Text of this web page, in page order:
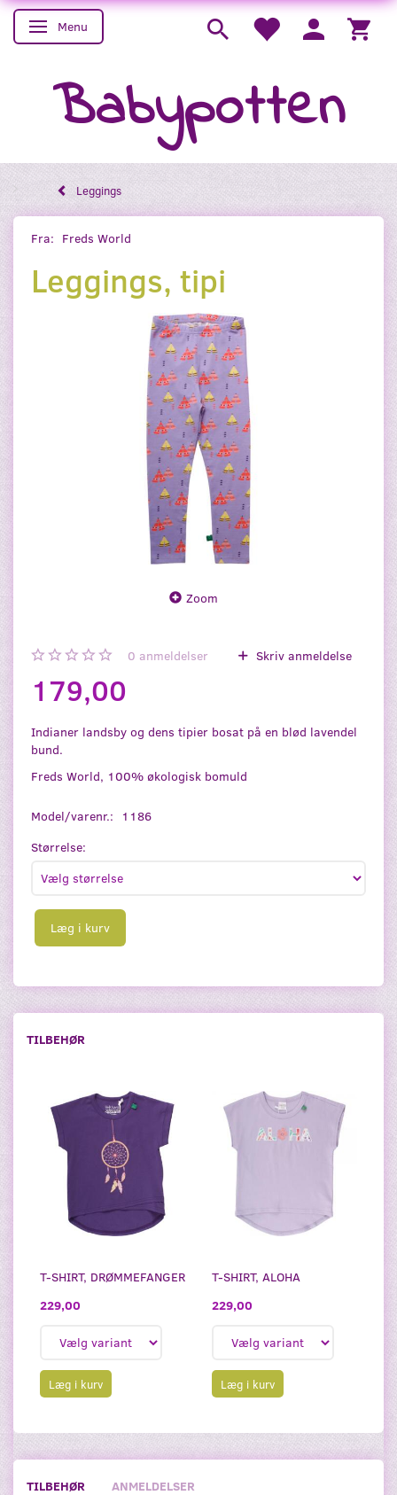
Skifte navigation
Menu
Babypotten
Leggings
Fra: Freds World
Leggings, tipi
Zoom
0 anmeldelser Skriv anmeldelse
179,00
Indianer landsby og dens tipier bosat på en blød lavendel
bund.
Freds World, 100% økologisk bomuld
Model/varenr.:
1186
Størrelse:
Læg i kurv
TILBEHØR
T-SHIRT, DRØMMEFANGER
229,00
Læg i kurv
T-SHIRT, ALOHA
229,00
Læg i kurv
TILBEHØR ANMELDELSER